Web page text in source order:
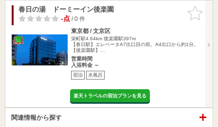
お気に入
りに追加
春日の湯 ドーミーイン後楽園
-点/ 0 件
東京都 / 文京区
栄町駅4.64km 後楽園駅397m
【春日駅】エレベータA7出口目の前。A4出口から約1分。
【後楽園駅】…
営業時間
入浴料金 ～
宿泊 水風呂
楽天トラベルの宿泊プランを見る
関連情報から探す